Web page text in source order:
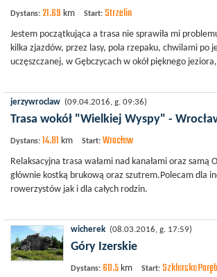
Dodaj
Dystans: 21.69 km Start: Strzelin
Jestem początkująca a trasa nie sprawiła mi
kilka zjazdów, przez lasy, pola rzepaku, chwilami po
uczęszczanej, w Gębczycach w okół pięknego
jerzywroclaw (09.04.2016, g. 09:36)
Trasa wokół "Wielkiej Wyspy" -
Dystans: 14.81 km Start: Wrocław
Relaksacyjna trasa wałami nad kanałami oraz samą
głównie kostką brukową oraz szutrem.Polecam dla
rowerzystów jak i dla całych rodzin.
wicherek (08.03.2016, g. 17:59)
Góry Izerskie
Dystans: 60.5 km Start: Szklarska